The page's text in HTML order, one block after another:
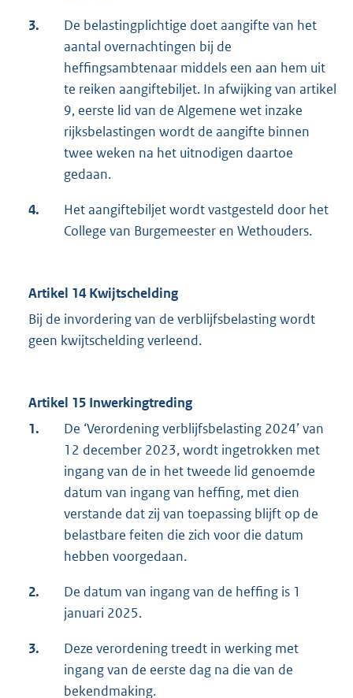
3.
De belastingplichtige doet aangifte van het
aantal overnachtingen bij de
heffingsambtenaar middels een aan hem uit
te reiken aangiftebiljet. In afwijking van artikel
9, eerste lid van de Algemene wet inzake
rijksbelastingen wordt de aangifte binnen
twee weken na het uitnodigen daartoe
gedaan.
4.
Het aangiftebiljet wordt vastgesteld door het
College van Burgemeester en Wethouders.
Artikel 14 Kwijtschelding
Bij de invordering van de verblijfsbelasting wordt
geen kwijtschelding verleend.
Artikel 15 Inwerkingtreding
1.
De ‘Verordening verblijfsbelasting 2024’ van
12 december 2023, wordt ingetrokken met
ingang van de in het tweede lid genoemde
datum van ingang van heffing, met dien
verstande dat zij van toepassing blijft op de
belastbare feiten die zich voor die datum
hebben voorgedaan.
2.
De datum van ingang van de heffing is 1
januari 2025.
3.
Deze verordening treedt in werking met
ingang van de eerste dag na die van de
bekendmaking.